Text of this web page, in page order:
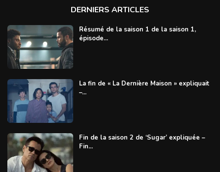
DERNIERS ARTICLES
Résumé de la saison 1 de la saison 1,
épisode...
La fin de « La Dernière Maison » expliquait
–...
Fin de la saison 2 de ‘Sugar’ expliquée –
Fin...